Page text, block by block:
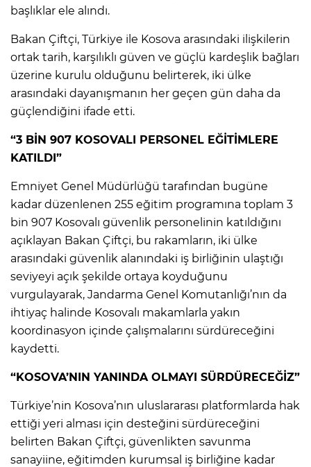
başlıklar ele alındı.
Bakan Çiftçi, Türkiye ile Kosova arasındaki ilişkilerin
ortak tarih, karşılıklı güven ve güçlü kardeşlik bağları
üzerine kurulu olduğunu belirterek, iki ülke
arasındaki dayanışmanın her geçen gün daha da
güçlendiğini ifade etti.
“3 BİN 907 KOSOVALI PERSONEL EĞİTİMLERE
KATILDI”
Emniyet Genel Müdürlüğü tarafından bugüne
kadar düzenlenen 255 eğitim programına toplam 3
bin 907 Kosovalı güvenlik personelinin katıldığını
açıklayan Bakan Çiftçi, bu rakamların, iki ülke
arasındaki güvenlik alanındaki iş birliğinin ulaştığı
seviyeyi açık şekilde ortaya koyduğunu
vurgulayarak, Jandarma Genel Komutanlığı’nın da
ihtiyaç halinde Kosovalı makamlarla yakın
koordinasyon içinde çalışmalarını sürdüreceğini
kaydetti.
“KOSOVA’NIN YANINDA OLMAYI SÜRDÜRECEĞİZ”
Türkiye’nin Kosova’nın uluslararası platformlarda hak
ettiği yeri alması için desteğini sürdüreceğini
belirten Bakan Çiftçi, güvenlikten savunma
sanayiine, eğitimden kurumsal iş birliğine kadar